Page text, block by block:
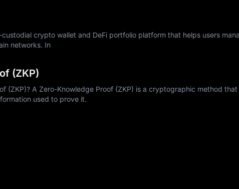
custodial crypto wallet and DeFi portfolio platform that helps users
networks. In
(ZKP)
(ZKP)? A Zero-Knowledge Proof (ZKP) is a cryptographic method
used to prove it.